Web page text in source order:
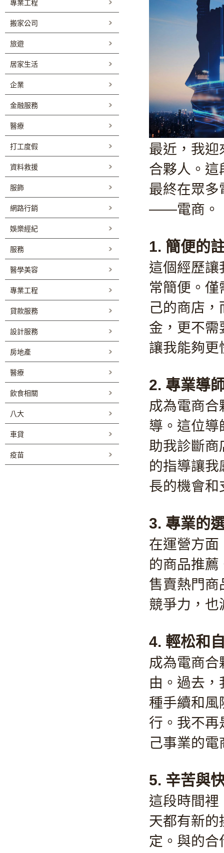
最近，我迎
合夥人。這
最終在眾多
——電商。
1. 簡便的
這個經歷讓
常簡便。
己的商店
金，更不需
讓我能夠更
2. 專業導
成為電商
導。這位導
助我診斷商
的指導讓
長的機會和
3. 專業的
在運營方面
的商品推
售賣熱門商
競爭力，也
4. 輕松和
成為電商
由。過去
種手續和風
行。我不再
己事業的
5. 辛苦與
這段時間裡
天都有新的
定。與的
專業工程
搬家公司
旅遊
居家生活
企業
金融服務
醫療
打工度假
資料救援
服飾
網路行銷
娛樂經紀
服務
醫學美容
專業工程
貸款服務
設計服務
房地產
醫療
飲食相關
八大
車貸
疫苗